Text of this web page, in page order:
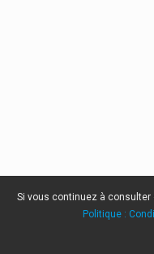
Si vous continuez à
Politique :